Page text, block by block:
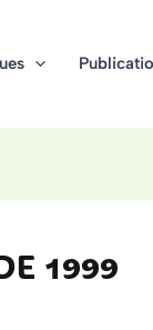
1999